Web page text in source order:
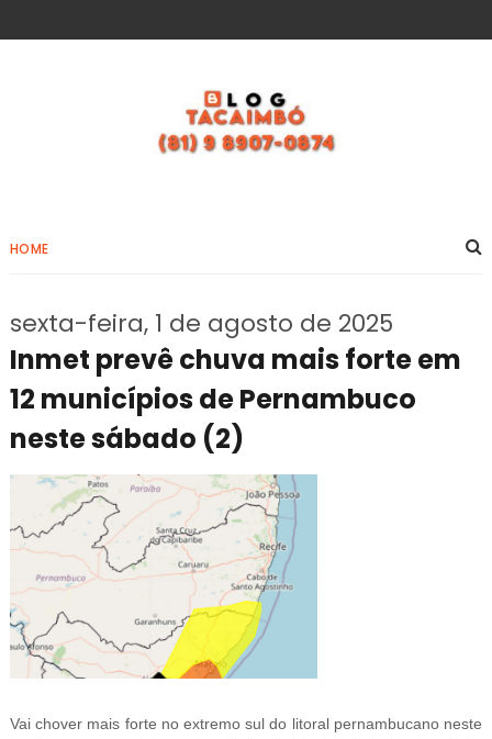
HOME
sexta-feira, 1 de agosto de 2025
Inmet prevê chuva mais forte em
12 municípios de Pernambuco
neste sábado (2)
Vai chover mais forte no extremo sul do litoral pernambucano neste